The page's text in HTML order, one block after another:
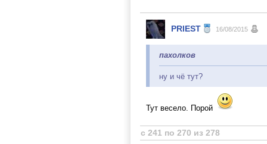
PRIEST 16/08/2015
пахолков
ну и чё тут?
Тут весело. Порой
с 241 по 270 из 278